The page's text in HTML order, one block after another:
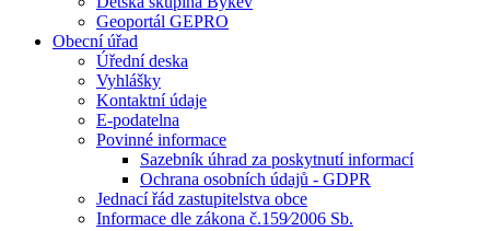
Geoportál GEPRO
Obecní úřad
Úřední deska
Vyhlášky
Kontaktní údaje
E-podatelna
Povinné informace
Sazebník úhrad za poskytnutí informací
Ochrana osobních údajů - GDPR
Jednací řád zastupitelstva obce
Informace dle zákona č.159⁄2006 Sb.